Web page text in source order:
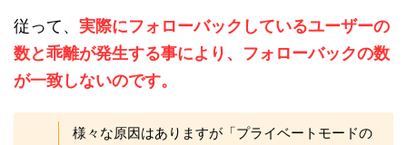
従って、 実際にフォローバックしているユーザーの
数と乖離が発生する事により、フォローバックの数
が一致しないのです。
様々な原因はありますが「プライベートモードの